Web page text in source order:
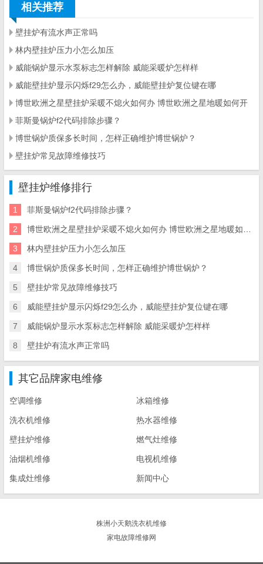
相关推荐
壁挂炉有流水声正常吗
林内壁挂炉压力小怎么加压
威能锅炉显示水泵标志怎样解除 威能采暖炉怎样样
威能壁挂炉显示闪烁f29怎么办，威能壁挂炉复位键在哪
博世欧洲之星壁挂炉采暖不熄火如何办 博世欧洲之星地暖如何开
菲斯曼锅炉f2代码排除步骤？
博世锅炉质保多长时间，怎样正确维护博世锅炉？
壁挂炉常见故障维修技巧
壁挂炉维修排行
1 菲斯曼锅炉f2代码排除步骤？
2 博世欧洲之星壁挂炉采暖不熄火如何办 博世欧洲之星地暖如何开
3 林内壁挂炉压力小怎么加压
4 博世锅炉质保多长时间，怎样正确维护博世锅炉？
5 壁挂炉常见故障维修技巧
6 威能壁挂炉显示闪烁f29怎么办，威能壁挂炉复位键在哪
7 威能锅炉显示水泵标志怎样解除 威能采暖炉怎样样
8 壁挂炉有流水声正常吗
其它品牌家电维修
空调维修 冰箱维修
洗衣机维修 热水器维修
壁挂炉维修 燃气灶维修
油烟机维修 电视机维修
集成灶维修 新闻中心
株洲小天鹅洗衣机维修
家电故障维修网